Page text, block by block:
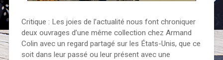
Critique : Les joies de l’actualité nous font chroniquer
deux ouvrages d’une même collection chez Armand
Colin avec un regard partagé sur les États-Unis, que ce
soit dans leur passé ou leur présent avec une